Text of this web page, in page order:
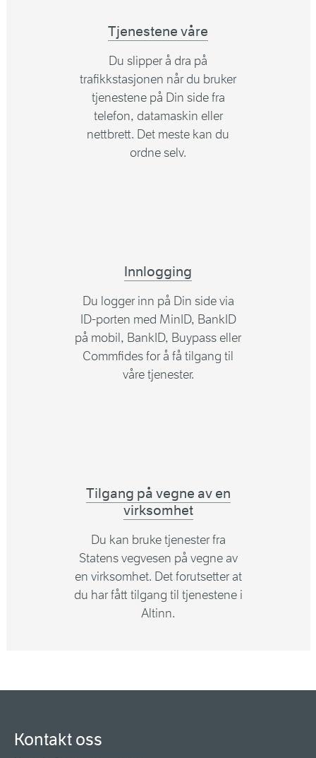
Tjenestene våre
Du slipper å dra på
trafikkstasjonen når du bruker
tjenestene på Din side fra
telefon, datamaskin eller
nettbrett. Det meste kan du
ordne selv.
Innlogging
Du logger inn på Din side via
ID-porten med MinID, BankID
på mobil, BankID, Buypass eller
Commfides for å få tilgang til
våre tjenester.
Tilgang på vegne av en
virksomhet
Du kan bruke tjenester fra
Statens vegvesen på vegne av
en virksomhet. Det forutsetter at
du har fått tilgang til tjenestene i
Altinn.
Kontakt oss